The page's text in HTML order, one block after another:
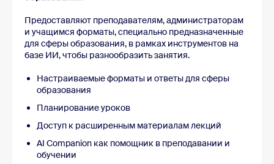
Предоставляют преподавателям, администраторам
и учащимся форматы, специально предназначенные
для сферы образования, в рамках инструментов на
базе ИИ, чтобы разнообразить занятия.
Настраиваемые форматы и ответы для сферы
образования
Планирование уроков
Доступ к расширенным материалам лекций
AI Companion как помощник в преподавании и
обучении